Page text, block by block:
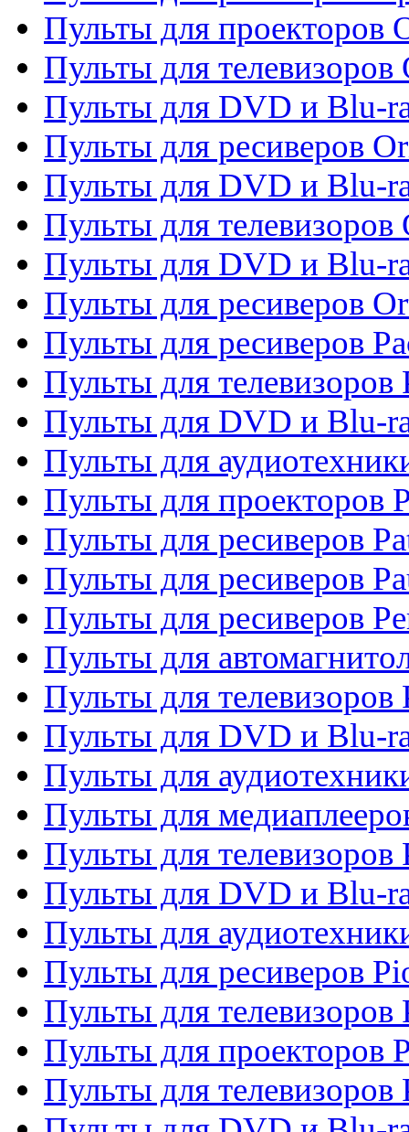
Пульты для проекторов
Пульты для телевизоров
Пульты для DVD и Blu-
Пульты для ресиверов
Пульты для DVD и Blu-
Пульты для телевизоров
Пульты для DVD и Blu-
Пульты для ресиверов
Пульты для ресиверов
Пульты для телевизоров
Пульты для DVD и Blu-
Пульты для
Пульты для проекторов
Пульты для ресиверов
Пульты для ресиверов
Пульты для ресиверов
Пульты для
Пульты для телевизоров
Пульты для DVD и Blu-
Пульты для
Пульты для
Пульты для телевизоров
Пульты для DVD и Blu-
Пульты для
Пульты для ресиверов
Пульты для телевизоров
Пульты для проекторов
Пульты для телевизоров